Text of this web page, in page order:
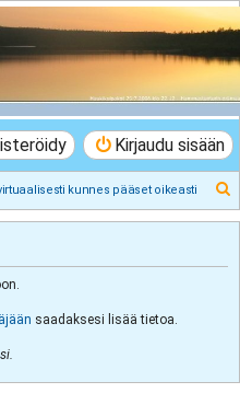
Kirjaudu sisään
kunnes pääset oikeasti
saadaksesi lisää tietoa.